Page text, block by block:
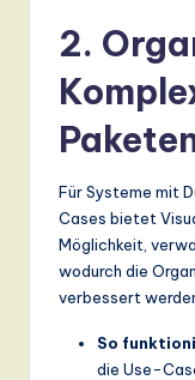
2.
Für Systeme mit
Cases bietet
Möglichkeit,
wodurch die
verbessert
So
die Use-